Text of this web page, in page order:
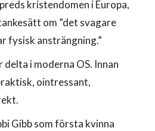
kristendomen i Europa,
om ”det svagare
fysisk ansträngning.”
i moderna OS. Innan
ointressant,
Gibb som första kvinna